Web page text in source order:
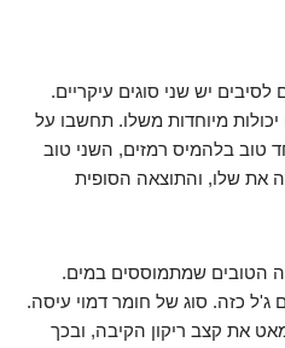
יש שני סוגים עיקריים.
מיוחדות משלו. תחשבו על
טוב בלהמיס רמזים, השני טוב
את שלו, והתוצאה הסופית
הטובים שמתמוססים במים.
ג'ל כזה. סוג של חומר דמוי עיסה.
את קצב ריקון הקיבה, ובכך